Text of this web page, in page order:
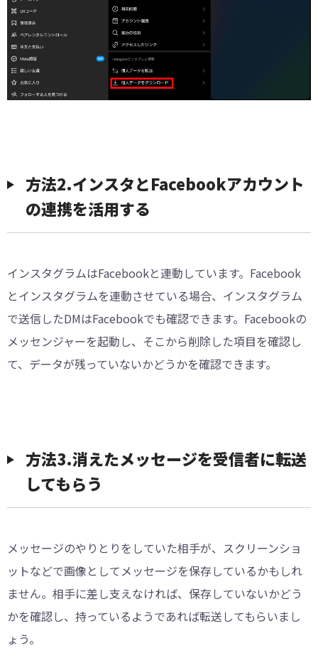
方法2.インスタとFacebookアカウント
の連携を活用する
インスタグラムはFacebookと連動しています。Facebook
とインスタグラムを連動させている場合、インスタグラム
で送信したDMはFacebookでも確認できます。Facebookの
メッセンジャーを起動し、そこから削除した項目を確認し
て、データが残っていないかどうかを確認できます。
方法3.消えたメッセージを受信者に転送
してもらう
メッセージのやりとりをしていた相手が、スクリーンショ
ットなどで画像としてメッセージを保存しているかもしれ
ません。相手に差し支えなければ、保存していないかどう
かを確認し、持っているようであれば転送してもらいまし
ょう。